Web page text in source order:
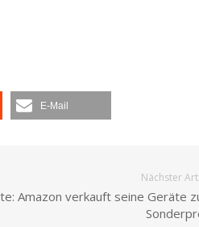
E-Mail
Nächster
Amazon verkauft seine Geräte